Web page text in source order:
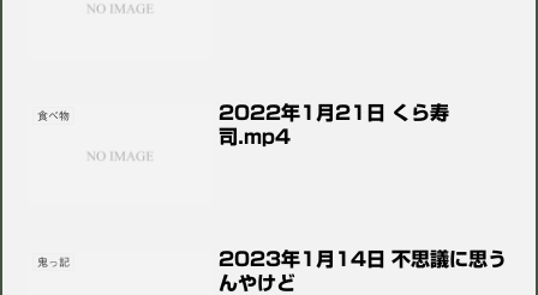
食べ物
2022年1月21日 くら寿
司.mp4
鬼っ記
2023年1月14日 不思議に思う
んやけど